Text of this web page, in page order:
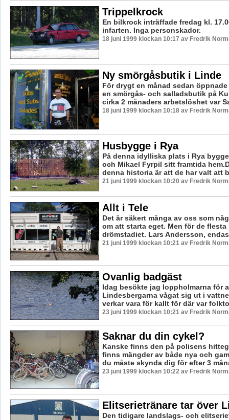
Trippelkrock
En bilkrock inträffade fredag kl.
infarten. Inga personskador.
18 juni 1999 klockan 10:17 av Fredrik
Ny smörgåsbutik i Linde
För drygt en månad sedan öppnade
en smörgås- och salladsbutik på
cirka 2 månaders arbetslöshet var
18 juni 1999 klockan 10:18 av Fredrik
Husbygge i Rya
På denna idylliska plats i Rya
och Mikael Fyrpil sitt framtida
denna historia är att de har valt att
21 juni 1999 klockan 10:20 av Fredrik
Allt i Tele
Det är säkert många av oss som
om att starta eget. Men för de
drömstadiet. Lars Andersson,
21 juni 1999 klockan 10:21 av Fredrik
Ovanlig badgäst
Idag besökte jag loppholmarna för
Lindesbergarna vågat sig ut i
verkar vara för kallt för där var
23 juni 1999 klockan 10:21 av Fredrik
Saknar du din cykel?
Kanske finns den på polisens
finns mängder av både nya och
du måste skynda dig för efter 3
23 juni 1999 klockan 10:22 av Fredrik
Elitserietränare tar över
Den tidigare landslags- och